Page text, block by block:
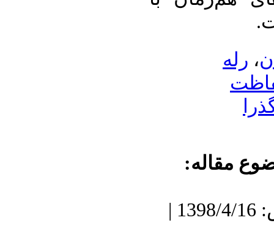
، رله
مقاله:
دریافت: 1398/1/23 | پذیرش: 1398/4/16 |